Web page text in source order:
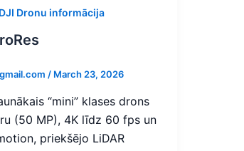
Dronu informācija
/ March 23, 2026
“mini” klases drons
(50 MP), 4K līdz 60 fps un
priekšējo LiDAR